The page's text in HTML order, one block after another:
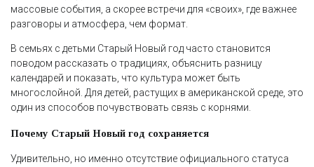
массовые события, а скорее встречи для «своих», где важнее
разговоры и атмосфера, чем формат.
В семьях с детьми Старый Новый год часто становится
поводом рассказать о традициях, объяснить разницу
календарей и показать, что культура может быть
многослойной. Для детей, растущих в американской среде, это
один из способов почувствовать связь с корнями.
Почему Старый Новый год сохраняется
Удивительно, но именно отсутствие официального статуса